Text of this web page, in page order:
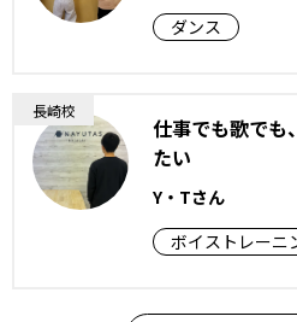
ダンス
長崎校
仕事でも歌でも
たい
Y・Tさん
ボイストレーニ